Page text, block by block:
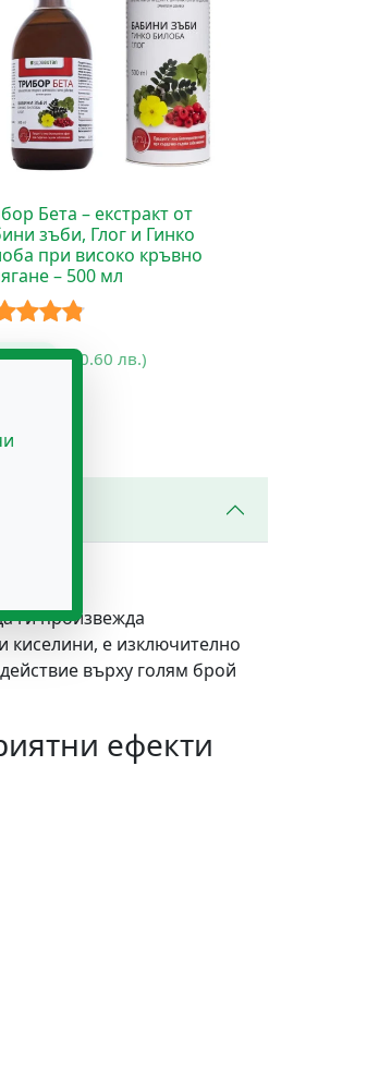
Бета – екстракт от
зъби, Глог и Гинко
при високо кръвно
– 500 мл
с
€ (50.60 лв.)
ги произвежда
киселини, е изключително
върху голям брой
ефекти